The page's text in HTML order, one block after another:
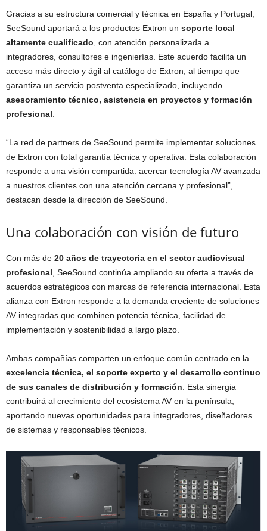
Gracias a su estructura comercial y técnica en España y Portugal,
SeeSound aportará a los productos Extron un soporte local
altamente cualificado, con atención personalizada a
integradores, consultores e ingenierías. Este acuerdo facilita un
acceso más directo y ágil al catálogo de Extron, al tiempo que
garantiza un servicio postventa especializado, incluyendo
asesoramiento técnico, asistencia en proyectos y formación
profesional.
“La red de partners de SeeSound permite implementar soluciones
de Extron con total garantía técnica y operativa. Esta colaboración
responde a una visión compartida: acercar tecnología AV avanzada
a nuestros clientes con una atención cercana y profesional”,
destacan desde la dirección de SeeSound.
Una colaboración con visión de futuro
Con más de 20 años de trayectoria en el sector audiovisual
profesional, SeeSound continúa ampliando su oferta a través de
acuerdos estratégicos con marcas de referencia internacional. Esta
alianza con Extron responde a la demanda creciente de soluciones
AV integradas que combinen potencia técnica, facilidad de
implementación y sostenibilidad a largo plazo.
Ambas compañías comparten un enfoque común centrado en la
excelencia técnica, el soporte experto y el desarrollo continuo
de sus canales de distribución y formación. Esta sinergia
contribuirá al crecimiento del ecosistema AV en la península,
aportando nuevas oportunidades para integradores, diseñadores
de sistemas y responsables técnicos.